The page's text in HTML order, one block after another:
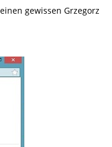
gewissen Grzegorz